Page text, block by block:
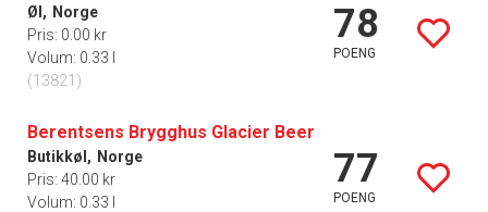
Øl, Norge
Pris: 0.00 kr
Volum: 0.33 l
(13821)
78
POENG
Berentsens Brygghus Glacier Beer
Butikkøl, Norge
Pris: 40.00 kr
Volum: 0.33 l
77
POENG